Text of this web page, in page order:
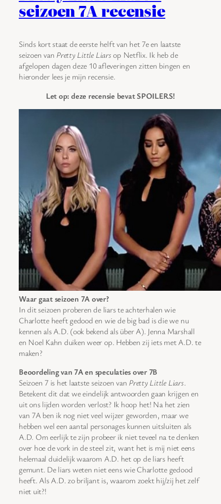
seizoen 7A recensie
Sinds kort staat de eerste helft van het 7e en laatste
seizoen van Pretty Little Liarsop Netflix. Ik heb de
afgelopen dagen deze 10 afleveringen zitten bingen en
hieronder lees je mijn recensie.
Let op: deze recensie bevat SPOILERS!
Waar gaat seizoen 7A over?
In dit seizoen proberen de liars te achterhalen wie
Charlotte heeft gedood en wie de big bad is die we nu
kennen als A.D. (ook bekend als über A). Jenna Marshall
en Noel Kahn duiken weer op. Hebben zij iets met A.D. te
maken?
Beoordeling van 7A en speculaties over 7B
Seizoen 7 is het laatste seizoen van Pretty Little Liars.
Betekent dit dat we eindelijk antwoorden gaan krijgen en
uit ons lijden worden verlost? Ik hoop het! Na het zien
van 7A ben ik nog niet veel wijzer geworden, maar we
hebben wel een aantal personages kunnen uitsluiten als
A.D. Om eerlijk te zijn probeer ik niet teveel na te denken
over hoe de vork in de steel zit, want het is mij niet eens
helemaal duidelijk waarom A.D. het op de liars heeft
gemunt. De liars weten niet eens wie Charlotte gedood
heeft. Als A.D. zo briljant is, waarom zoekt hij/zij het zelf
niet uit?!